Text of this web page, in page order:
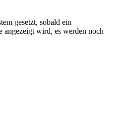
gesetzt, sobald ein
angezeigt wird, es werden noch